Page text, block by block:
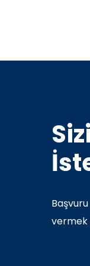
vermek